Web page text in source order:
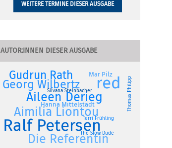
WEITERE TERMINE DIESER AUSGABE
AUTOR:INNEN DIESER AUSGABE
Ralf Petersen
red
Aileen Derieg
Aimilia Liontou
Die Referentin
Georg Wilbertz
Gudrun Rath
Hanna Mittelstädt
Mar Pilz
Silvana Steinbacher
Terri Frühling
The Slow Dude
Thomas Philipp